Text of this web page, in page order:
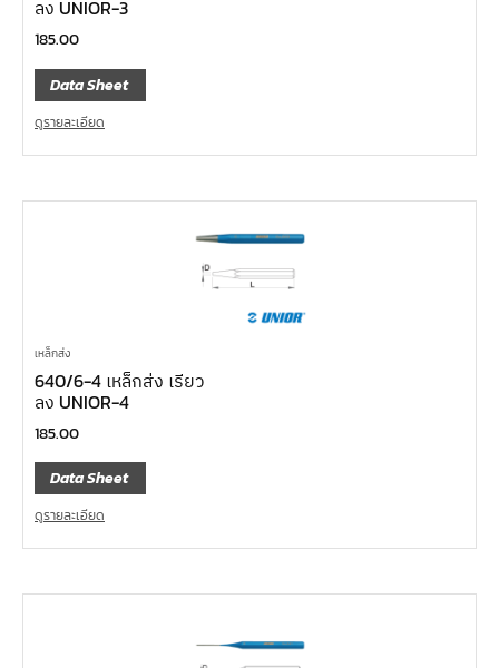
ลง UNIOR-3
185.00
Data Sheet
ดูรายละเอียด
เหล็กส่ง
640/6-4 เหล็กส่ง เรียว
ลง UNIOR-4
185.00
Data Sheet
ดูรายละเอียด